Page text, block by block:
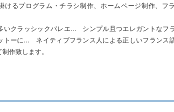
けるプログラム・チラシ制作、ホームページ制作、フ
いクラッシックバレエ… シンプル且つエレガントなフ
トーに… ネイティブフランス人による正しいフランス
作致します。